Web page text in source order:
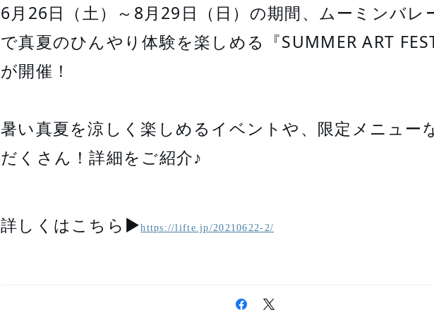
6月26日（土）～8月29日（日）の期間、ムーミンバレ
で真夏のひんやり体験を楽しめる『SUMMER ART
が開催！
暑い真夏を涼しく楽しめるイベントや、限定メニュー
だくさん！詳細をご紹介♪
詳しくはこちら▶https://lifte.jp/20210622-2/